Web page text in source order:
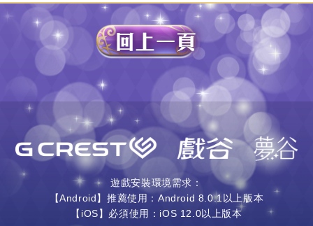
遊戲安裝環境需求：
【Android】推薦使用：Android 8.0.1以上版本
【iOS】必須使用：iOS 12.0以上版本